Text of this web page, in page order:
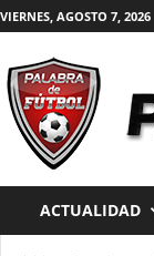
VIERNES, AGOSTO 7, 2026
ACTUALIDAD